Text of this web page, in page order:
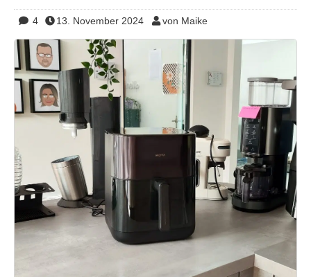
4 13. November 2024 von Maike